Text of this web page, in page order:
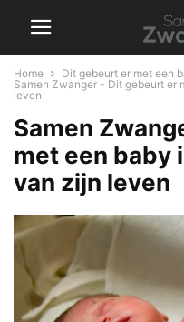
Home
Dit gebeurt er met een
Samen Zwanger - Dit gebeurt er
leven
Samen
met een baby
van zijn leven